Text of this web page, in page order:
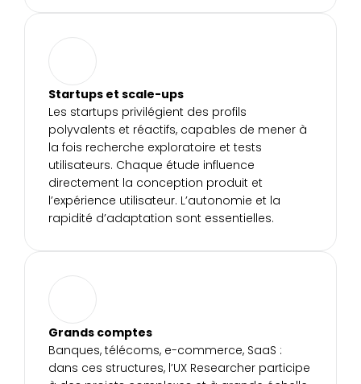
Startups et scale-ups
Les startups privilégient des profils
polyvalents et réactifs, capables de mener à
la fois recherche exploratoire et tests
utilisateurs. Chaque étude influence
directement la conception produit et
l’expérience utilisateur. L’autonomie et la
rapidité d’adaptation sont essentielles.
Grands comptes
Banques, télécoms, e-commerce, SaaS :
dans ces structures, l’UX Researcher participe